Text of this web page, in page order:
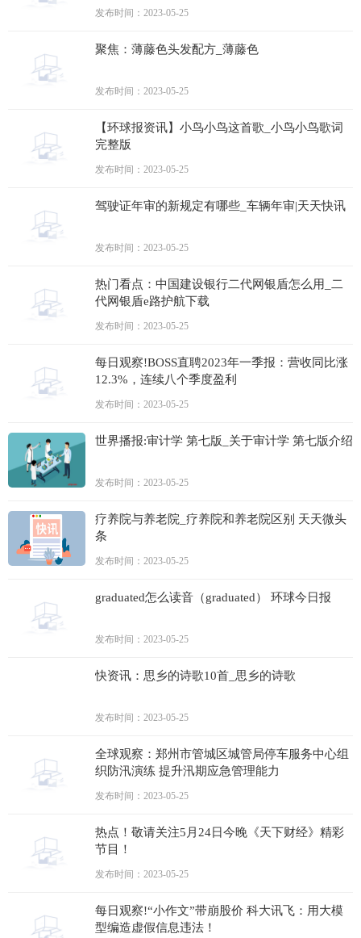
发布时间：2023-05-25
聚焦：薄藤色头发配方_薄藤色
发布时间：2023-05-25
【环球报资讯】小鸟小鸟这首歌_小鸟小鸟歌词
完整版
发布时间：2023-05-25
驾驶证年审的新规定有哪些_车辆年审|天天快讯
发布时间：2023-05-25
热门看点：中国建设银行二代网银盾怎么用_二
代网银盾e路护航下载
发布时间：2023-05-25
每日观察!BOSS直聘2023年一季报：营收同比涨
12.3%，连续八个季度盈利
发布时间：2023-05-25
世界播报:审计学 第七版_关于审计学 第七版介绍
发布时间：2023-05-25
疗养院与养老院_疗养院和养老院区别 天天微头
条
发布时间：2023-05-25
graduated怎么读音（graduated） 环球今日报
发布时间：2023-05-25
快资讯：思乡的诗歌10首_思乡的诗歌
发布时间：2023-05-25
全球观察：郑州市管城区城管局停车服务中心组
织防汛演练 提升汛期应急管理能力
发布时间：2023-05-25
热点！敬请关注5月24日今晚《天下财经》精彩
节目！
发布时间：2023-05-25
每日观察!“小作文”带崩股价 科大讯飞：用大模
型编造虚假信息违法！